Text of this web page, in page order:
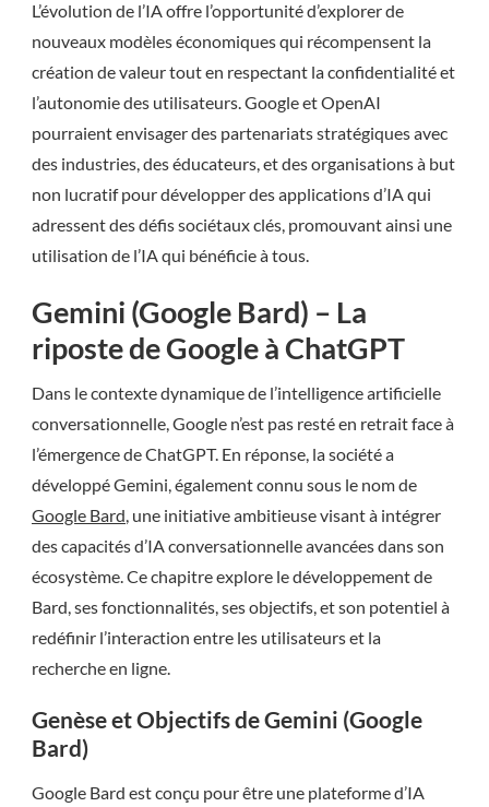
L’évolution de l’IA offre l’opportunité d’explorer de
nouveaux modèles économiques qui récompensent la
création de valeur tout en respectant la confidentialité et
l’autonomie des utilisateurs. Google et OpenAI
pourraient envisager des partenariats stratégiques avec
des industries, des éducateurs, et des organisations à but
non lucratif pour développer des applications d’IA qui
adressent des défis sociétaux clés, promouvant ainsi une
utilisation de l’IA qui bénéficie à tous.
Gemini (Google Bard) – La
riposte de Google à ChatGPT
Dans le contexte dynamique de l’intelligence artificielle
conversationnelle, Google n’est pas resté en retrait face à
l’émergence de ChatGPT. En réponse, la société a
développé Gemini, également connu sous le nom de
Google Bard, une initiative ambitieuse visant à intégrer
des capacités d’IA conversationnelle avancées dans son
écosystème. Ce chapitre explore le développement de
Bard, ses fonctionnalités, ses objectifs, et son potentiel à
redéfinir l’interaction entre les utilisateurs et la
recherche en ligne.
Genèse et Objectifs de Gemini (Google
Bard)
Google Bard est conçu pour être une plateforme d’IA